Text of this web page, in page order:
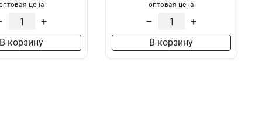
2
100х600х3000
цена
+
В корзину
оптовая цена
– +
В корзину